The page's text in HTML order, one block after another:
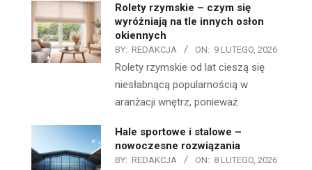
Rolety rzymskie – czym się
wyróżniają na tle innych osłon
okiennych
BY: REDAKCJA ON: 9 LUTEGO, 2026
Rolety rzymskie od lat cieszą się
niesłabnącą popularnością w
aranżacji wnętrz, ponieważ
Hale sportowe i stalowe –
nowoczesne rozwiązania
BY: REDAKCJA ON: 8 LUTEGO, 2026